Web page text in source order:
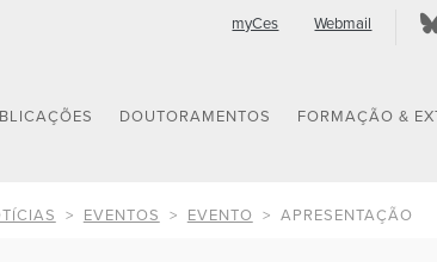
myCes Webmail
DOUTORAMENTOS FORMAÇÃO &
EVENTOS EVENTO APRESENTAÇÃO